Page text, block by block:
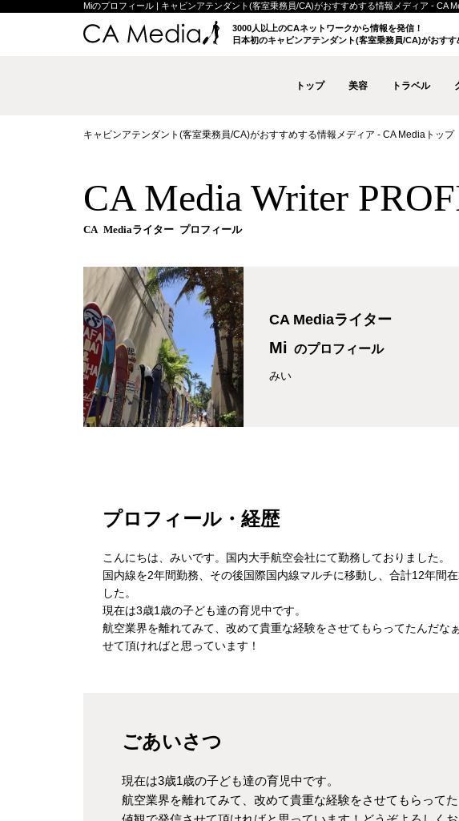
Miのプロフィール | キャビンアテンダント(客室乗務員/CA)がおすすめする情報メディア - CA
3000人以上のCAネットワークから情報を発信！
日本初のキャビンアテンダント(客室乗務員/CA)がおす
トップ 美容 トラベル
キャビンアテンダント(客室乗務員/CA)がおすすめする情報メディア - CA Mediaトップ
CA Media Writer
CA Mediaライター プロフィール
CA Mediaライター
Mi のプロフィール
みい
プロフィール・経歴
こんにちは、みいです。国内大手航空会社にて勤務しておりました。
国内線を2年間勤務、その後国際国内線マルチに移動し、合計12年間
した。
現在は3歳1歳の子ども達の育児中です。
航空業界を離れてみて、改めて貴重な経験をさせてもらってたんだな
せて頂ければと思っています！
ごあいさつ
現在は3歳1歳の子ども達の育児中です。
航空業界を離れてみて、改めて貴重な経験をさせてもらって